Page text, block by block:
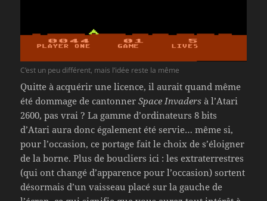
C’est un peu différent, mais l’idée reste la même
Quitte à acquérir une licence, il aurait quand même
été dommage de cantonnerSpace Invaders à l’Atari
2600, pas vrai ? La gamme d’ordinateurs 8 bits
d’Atari aura donc également été servie… même si,
pour l’occasion, ce portage fait le choix de s’éloigner
de la borne. Plus de boucliers ici : les extraterrestres
(qui ont changé d’apparence pour l’occasion) sortent
désormais d’un vaisseau placé sur la gauche de